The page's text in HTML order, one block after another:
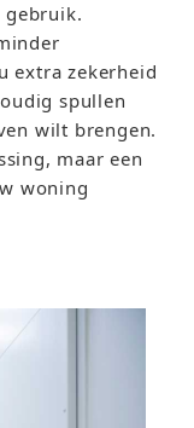
extra zekerheid
spullen
wilt brengen.
maar een
woning